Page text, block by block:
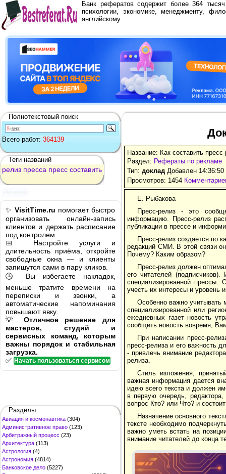
Банк рефератов содержит более 364
психологии, экономике, менеджменту,
английскому.
Полнотекстовый поиск
Всего работ: 364139
Теги названий
релиз пресса пресс составить
✨ VisitTime.ru помогает быстро
организовать онлайн-запись
клиентов и держать расписание
под контролем.
📅 Настройте услуги и
длительность приёма, откройте
свободные окна — и клиенты
запишутся сами в пару кликов.
🕒 Вы избегаете накладок,
меньше тратите времени на
переписки и звонки, а
автоматические напоминания
повышают явку.
💡 Отличное решение для
мастеров, студий и
сервисных команд, которым
важны порядок и стабильная
загрузка.
✅ Начать пользоваться сервисом
Разделы
Авиация и космонавтика (304)
Административное право (123)
Арбитражный процесс (23)
Архитектура (113)
Астрология (4)
Астрономия (4814)
Банковское дело (5227)
Название: Как составить
Раздел: Рефераты по рекламе
Тип: доклад Добавлен
Просмотров: 1454
Е. Рыбакова
Пресс-релиз - это
информацию. Пресс-релиз
публикации в прессе и
Пресс-релиз создается по
редакций СМИ. В этой связи
Почему? Каким образом?
Пресс-релиз должен
его читателей
специализированной
учесть их интересы и уровень
Особенно важно учитывать
специализированной или
ежедневных газет новость
сообщить новость вовремя,
При написании пресс-
пресс-релиза и его важность
- привлечь внимание
релиза.
Стиль изложения,
важная информация дается
идею всего текста и должен
в первую очередь,
вопрос Кто? или Что? и
Назначение основного
тексте необходимо
важно уметь встать на
внимание читателей до конца